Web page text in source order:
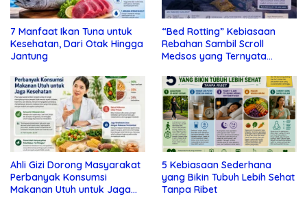
7 Manfaat Ikan Tuna untuk
Kesehatan, Dari Otak Hingga
Jantung
“Bed Rotting” Kebiasaan
Rebahan Sambil Scroll
Medsos yang Ternyata
Ahli Gizi Dorong Masyarakat
Perbanyak Konsumsi
Makanan Utuh untuk Jaga
5 Kebiasaan Sederhana
yang Bikin Tubuh Lebih Sehat
Tanpa Ribet